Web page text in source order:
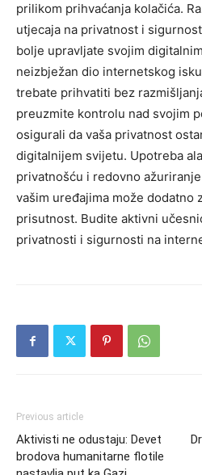
prilikom prihvaćanja kolačića.
utjecaja na privatnost i
bolje upravljate svojim
neizbježan dio internetskog
trebate prihvatiti bez
preuzmite kontrolu nad svojim
osigurali da vaša privatnost
digitalnijem svijetu. Upotreba
privatnošću i redovno
vašim uređajima može dodatno
prisutnost. Budite aktivni
privatnosti i sigurnosti na
Previous article
Aktivisti ne odustaju: Devet
brodova humanitarne flotile